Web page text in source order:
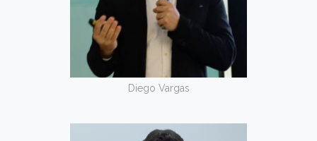
Diego Vargas